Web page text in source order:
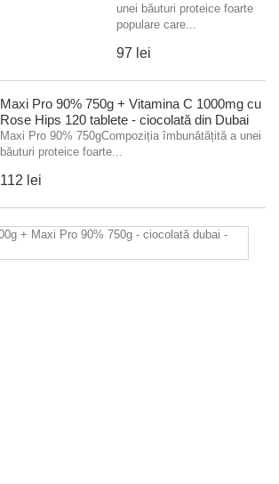
unei băuturi proteice foarte
populare care...
97 lei
Maxi Pro 90% 750g + Vitamina C 1000mg cu
Rose Hips 120 tablete - ciocolată din Dubai
Maxi Pro 90% 750gCompoziția îmbunătățită a unei
băuturi proteice foarte...
112 lei